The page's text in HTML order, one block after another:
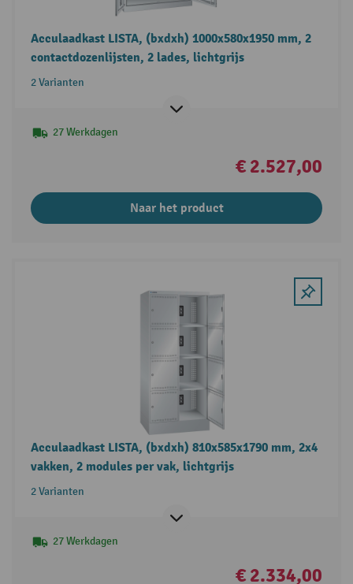
Acculaadkast LISTA, (bxdxh) 1000x580x1950 mm, 2
contactdozenlijsten, 2 lades, lichtgrijs
2 Varianten
27 Werkdagen
€ 2.527,00
Naar het product
Acculaadkast LISTA, (bxdxh) 810x585x1790 mm, 2x4
vakken, 2 modules per vak, lichtgrijs
2 Varianten
27 Werkdagen
€ 2.334,00